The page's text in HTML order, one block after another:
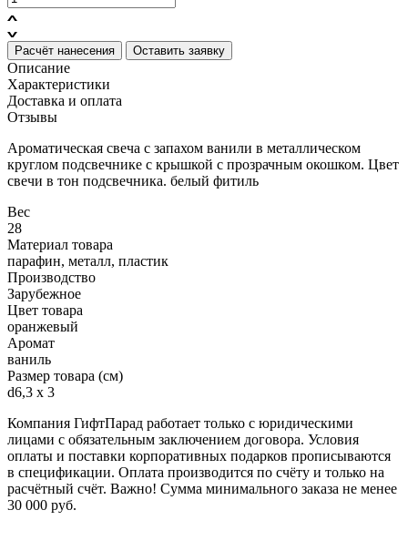
Расчёт нанесения Оставить заявку
Описание
Характеристики
Доставка и оплата
Отзывы
Ароматическая свеча с запахом ванили в металлическом
круглом подсвечнике с крышкой с прозрачным окошком. Цвет
свечи в тон подсвечника. белый фитиль
Вес
28
Материал товара
парафин, металл, пластик
Производство
Зарубежное
Цвет товара
оранжевый
Аромат
ваниль
Размер товара (см)
d6,3 х 3
Компания ГифтПарад работает только с юридическими
лицами с обязательным заключением договора. Условия
оплаты и поставки корпоративных подарков прописываются
в спецификации. Оплата производится по счёту и только на
расчётный счёт. Важно! Сумма минимального заказа не менее
30 000 руб.